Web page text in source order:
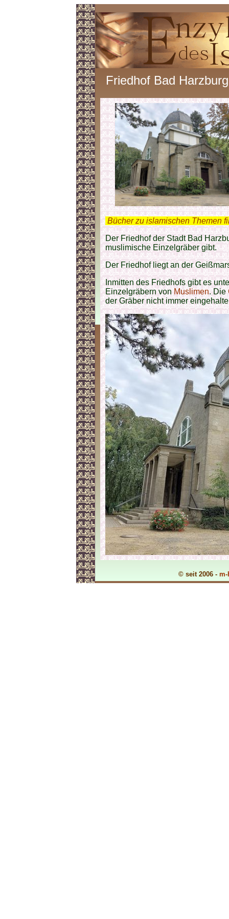
Friedhof Bad Harzburg
Bücher zu islamischen Themen
Der Friedhof der Stadt Bad
muslimische Einzelgräber gibt.
Der Friedhof liegt an der
Inmitten des Friedhofs gibt es
Einzelgräbern vonMuslimen. Die
der Gräber nicht immer
© seit 2006 - m-